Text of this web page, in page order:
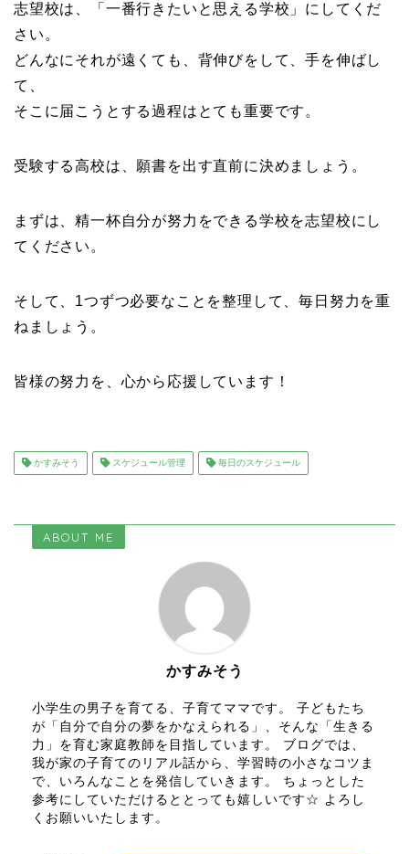
志望校は、「一番行きたいと思える学校」にしてくだ
さい。
どんなにそれが遠くても、背伸びをして、手を伸ばし
て、
そこに届こうとする過程はとても重要です。
受験する高校は、願書を出す直前に決めましょう。
まずは、精一杯自分が努力をできる学校を志望校にし
てください。
そして、1つずつ必要なことを整理して、毎日努力を重
ねましょう。
皆様の努力を、心から応援しています！
かすみそう スケジュール管理 毎日のスケジュール
ABOUT ME
かすみそう
小学生の男子を育てる、子育てママです。 子どもたち
が「自分で自分の夢をかなえられる」、そんな「生きる
力」を育む家庭教師を目指しています。 ブログでは、
我が家の子育てのリアル話から、学習時の小さなコツま
で、いろんなことを発信していきます。 ちょっとした
参考にしていただけるととっても嬉しいです☆ よろし
くお願いいたします。